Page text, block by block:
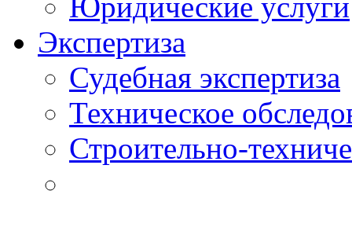
Экспертиза
Судебная экспертиза
Техническое
Строительно-